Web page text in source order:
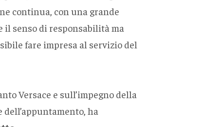
continua, con una grande
senso di responsabilità ma
fare impresa al servizio del
Versace e sull’impegno della
ha